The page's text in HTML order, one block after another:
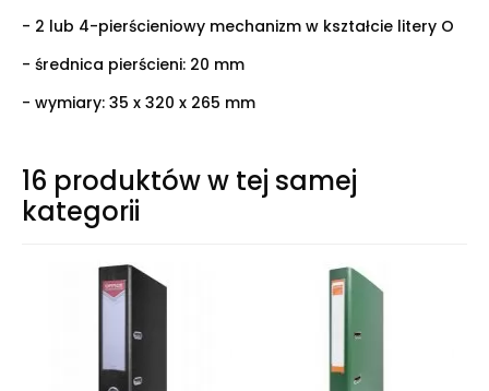
- 2 lub 4-pierścieniowy mechanizm w kształcie litery O
- średnica pierścieni: 20 mm
- wymiary: 35 x 320 x 265 mm
16 produktów w tej samej
kategorii